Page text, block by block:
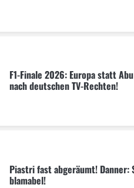
F1-Finale 2026: Europa statt
nach deutschen TV-Rechten!
Piastri fast abgeräumt! Danner:
blamabel!